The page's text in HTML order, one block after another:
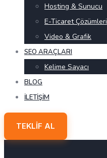
Hosting & Sunucu
E-Ticaret Çözümleri
Video & Grafik
SEO ARAÇLARI
Kelime Sayacı
BLOG
İLETIŞIM
TEKLIF AL